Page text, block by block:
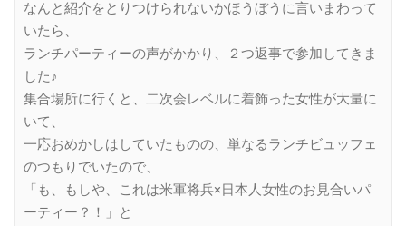
なんと紹介をとりつけられないかほうぼうに言いまわって
いたら、
ランチパーティーの声がかかり、２つ返事で参加してきま
した♪
集合場所に行くと、二次会レベルに着飾った女性が大量に
いて、
一応おめかしはしていたものの、単なるランチビュッフェ
のつもりでいたので、
「も、もしや、これは米軍将兵×日本人女性のお見合いパ
ーティー？！」と